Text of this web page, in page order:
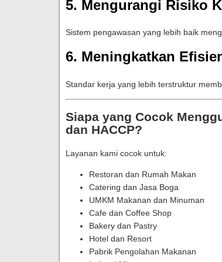
5. Mengurangi Risiko
Sistem pengawasan yang lebih baik
6. Meningkatkan
Standar kerja yang lebih terstruktur
Siapa yang Cocok
dan HACCP?
Layanan kami cocok untuk:
Restoran dan Rumah Makan
Catering dan Jasa Boga
UMKM Makanan dan Minuman
Cafe dan Coffee Shop
Bakery dan Pastry
Hotel dan Resort
Pabrik Pengolahan Makanan